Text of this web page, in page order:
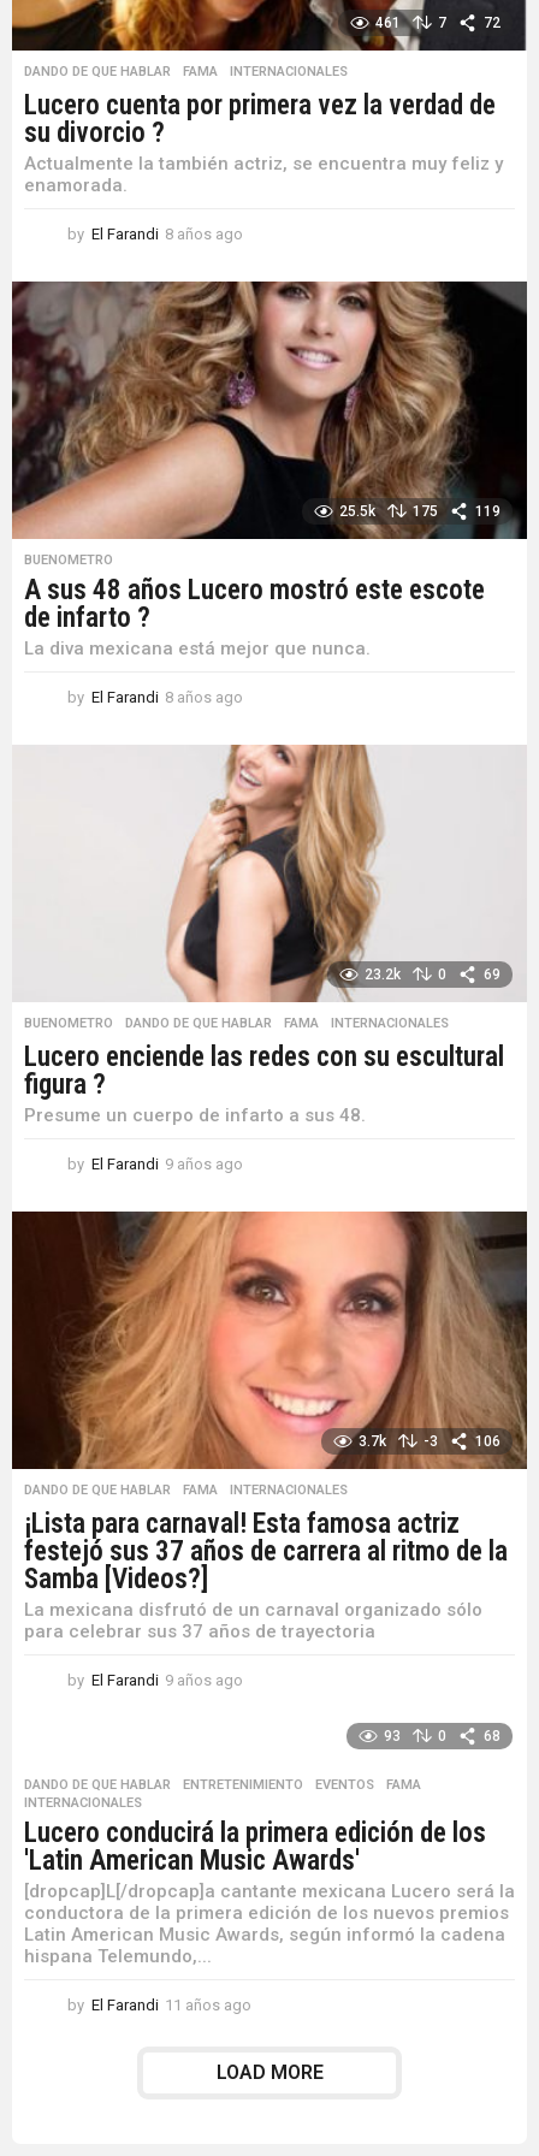
461 7 72
DANDO DE QUE HABLAR ,FAMA INTERNACIONALES
Lucero cuenta por primera vez la verdad de
su divorcio ?
Actualmente la también actriz, se encuentra muy feliz y
enamorada.
by El Farandi 8 años ago
ñ
o
s
a
g
o
25.5k 175 119
BUENOMETRO
A sus 48 años Lucero mostró este escote
de infarto ?
La diva mexicana está mejor que nunca.
by El Farandi 8 años ago
ñ
o
s
a
g
o
23.2k 0 69
BUENOMETRO ,DANDO DE QUE HABLAR ,FAMA INTERNACIONALES
Lucero enciende las redes con su escultural
figura ?
Presume un cuerpo de infarto a sus 48.
by El Farandi 9 años ago
ñ
s
a
g
3.7k -3 106
DANDO DE QUE HABLAR ,FAMA INTERNACIONALES
¡Lista para carnaval! Esta famosa actriz
festejó sus 37 años de carrera al ritmo de la
Samba [Videos?]
La mexicana disfrutó de un carnaval organizado sólo
para celebrar sus 37 años de trayectoria
by El Farandi 9 años ago
a
o
93 0 68
DANDO DE QUE HABLAR ,ENTRETENIMIENTO ,EVENTOS ,FAMA
INTERNACIONALES
Lucero conducirá la primera edición de los
'Latin American Music Awards'
[dropcap]L[/dropcap]a cantante mexicana Lucero será la
conductora de la primera edición de los nuevos premios
Latin American Music Awards, según informó la cadena
hispana Telemundo,...
by El Farandi 11 años ago
ñ
LOAD MORE